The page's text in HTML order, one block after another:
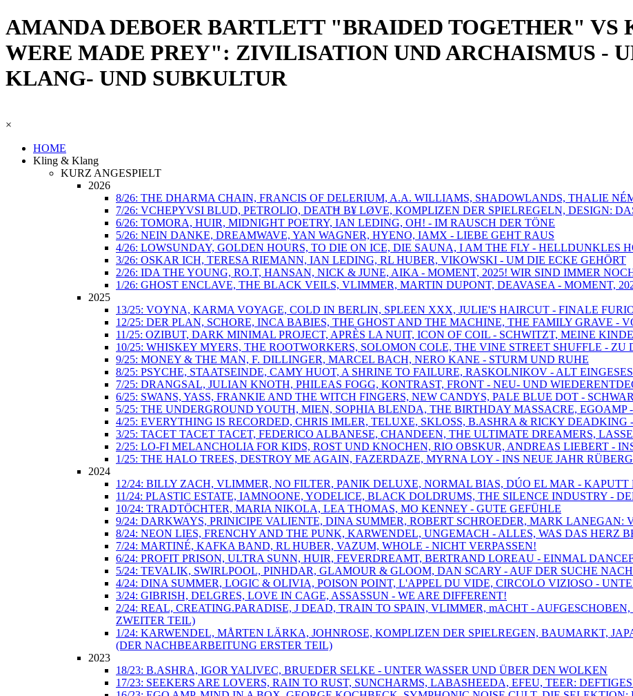
AMANDA DEBOER BARTLETT "BRAIDED TOGETHER" VS
WERE MADE PREY": ZIVILISATION UND ARCHAISMUS -
KLANG- UND SUBKULTUR
×
HOME
Kling & Klang
KURZ ANGESPIELT
2026
8/26: THE DHARMA CHAIN, FRANCIS OF DELERIUM, A.A. WILLIAMS, SHADOWLANDS, THALIE
7/26: VCHEPYVSI BLUD, PETROLIO, DEATĦ B¥ LØVE, KOMPLIZEN DER SPIELREGELN, DESIGN:
6/26: TOMORA, HUIR, MIDNIGHT POETRY, IAN LEDING, OH! - IM RAUSCH DER TÖNE
5/26: NEIN DANKE, DREAMWAVE, YAN WAGNER, HYENO, IAMX - LIEBE GEHT RAUS
4/26: LOWSUNDAY, GOLDEN HOURS, TO DIE ON ICE, DIE SAUNA, I AM THE FLY - HELLDUNKLES
3/26: OSKAR ICH, TERESA RIEMANN, IAN LEDING, RL HUBER, VIKOWSKI - UM DIE ECKE GEHÖRT
2/26: IDA THE YOUNG, RO.T, HANSAN, NICK & JUNE, AIKA - MOMENT, 2025! WIR SIND IMMER
1/26: GHOST ENCLAVE, THE BLACK VEILS, VLIMMER, MARTIN DUPONT, DEAVASEA - MOMENT,
2025
13/25: VOYNA, KARMA VOYAGE, COLD IN BERLIN, SPLEEN XXX, JULIE'S HAIRCUT - FINALE
12/25: DER PLAN, SCHORE, INCA BABIES, THE GHOST AND THE MACHINE, THE FAMILY GRAVE -
11/25: OZIBUT, DARK MINIMAL PROJECT, APRÈS LA NUIT, ICON OF COIL - SCHWITZT, MEINE
10/25: WHISKEY MYERS, THE ROOTWORKERS, SOLOMON COLE, THE VINE STREET SHUFFLE - ZU
9/25: MONEY & THE MAN, F. DILLINGER, MARCEL BACH, NERO KANE - STURM UND RUHE
8/25: PSYCHE, STAATSEINDE, CAMY HUOT, A SHRINE TO FAILURE, RASKOLNIKOV - ALT
7/25: DRANGSAL, JULIAN KNOTH, PHILEAS FOGG, KONTRAST, FRONT - NEU- UND
6/25: SWANS, YASS, FRANKIE AND THE WITCH FINGERS, NEW CANDYS, PALE BLUE DOT -
5/25: THE UNDERGROUND YOUTH, MIEN, SOPHIA BLENDA, THE BIRTHDAY MASSACRE, EGOAMP
4/25: EVERYTHING IS RECORDED, CHRIS IMLER, TELUXE, SKLOSS, B.ASHRA & RICKY DEADKING
3/25: TACET TACET TACET, FEDERICO ALBANESE, CHANDEEN, THE ULTIMATE DREAMERS,
2/25: LO-FI MELANCHOLIA FOR KIDS, ROST UND KNOCHEN, RIO OBSKUR, ANDREAS LIEBERT -
1/25: THE HALO TREES, DESTROY ME AGAIN, FAZERDAZE, MYRNA LOY - INS NEUE JAHR
2024
12/24: BILLY ZACH, VLIMMER, NO FILTER, PANIK DELUXE, NORMAL BIAS, DÚO EL MAR -
11/24: PLASTIC ESTATE, IAMNOONE, YODELICE, BLACK DOLDRUMS, THE SILENCE INDUSTRY -
10/24: TRADTÖCHTER, MARIA NIKOLA, LEA THOMAS, MO KENNEY - GUTE GEFÜHLE
9/24: DARKWAYS, PRINICIPE VALIENTE, DINA SUMMER, ROBERT SCHROEDER, MARK
8/24: NEON LIES, FRENCHY AND THE PUNK, KARWENDEL, UNGEMACH - ALLES, WAS DAS HERZ
7/24: MARTINÉ, KAFKA BAND, RL HUBER, VAZUM, WHOLE - NICHT VERPASSEN!
6/24: PROFIT PRISON, ULTRA SUNN, HUIR, FEVERDREAMT, BERTRAND LOREAU - EINMAL
5/24: TEVALIK, SWIRLPOOL, PINHDAR, GLAMOUR & GLOOM, DAN SCARY - AUF DER SUCHE
4/24: DINA SUMMER, LOGIC & OLIVIA, POISON POINT, L'APPEL DU VIDE, CIRCOLO VIZIOSO -
3/24: GIBRISH, DELGRES, LOVE IN CAGE, ASSASSUN - WE ARE DIFFERENT!
2/24: REAL, CREATING.PARADISE, J DEAD, TRAIN TO SPAIN, VLIMMER, mACHT -
ZWEITER TEIL)
1/24: KARWENDEL, MÅRTEN LÄRKA, JOHNROSE, KOMPLIZEN DER SPIELREGEN, BAUMARKT,
(DER NACHBEARBEITUNG ERSTER TEIL)
2023
18/23: B.ASHRA, IGOR YALIVEC, BRUEDER SELKE - UNTER WASSER UND ÜBER DEN WOLKEN
17/23: SEEKERS ARE LOVERS, RAIN TO RUST, SUNCHARMS, LABASHEEDA, EFEU, TEER: